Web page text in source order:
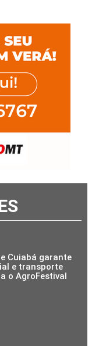
Cuiabá garante
e transporte
o AgroFestival